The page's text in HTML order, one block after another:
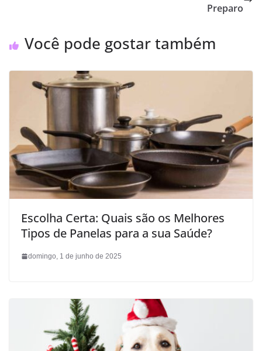
Preparo
Você pode gostar também
Escolha Certa: Quais são os Melhores
Tipos de Panelas para a sua Saúde?
domingo, 1 de junho de 2025